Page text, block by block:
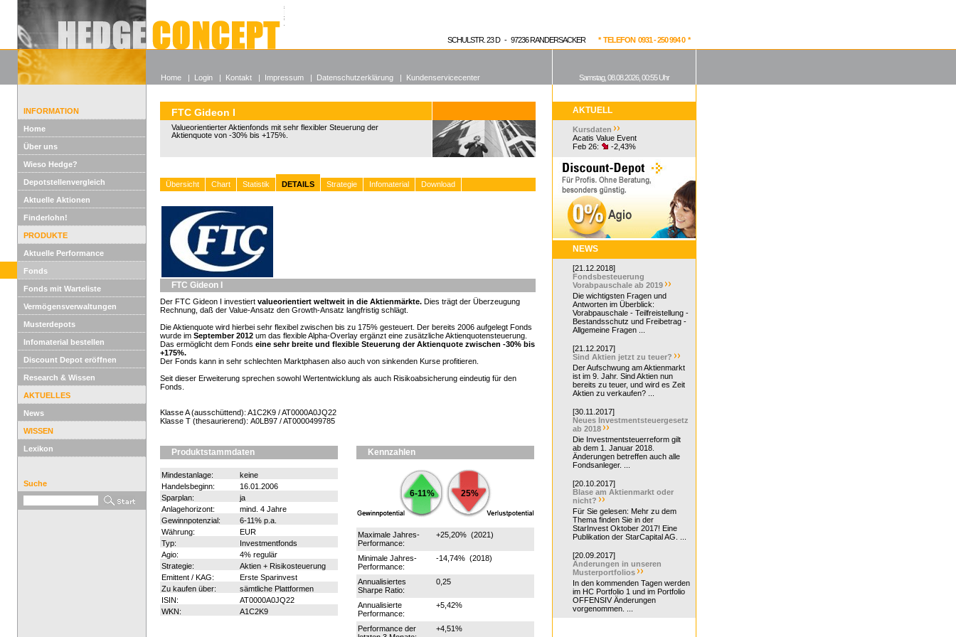
Alle offenen Fonds
Wieso Hedgefonds?
SCHULSTR. 23 D - 97236 RANDERSACKER * TELEFON 0931 - 250 994 0 *
INFORMATION
Home
Über uns
Wieso Hedge?
Depotstellenvergleich
Aktuelle Aktionen
Finderlohn!
PRODUKTE
Aktuelle Performance
Fonds
Fonds mit Warteliste
Vermögensverwaltungen
Musterdepots
Infomaterial bestellen
Discount Depot eröffnen
Research & Wissen
AKTUELLES
News
WISSEN
Lexikon
Suche
FTC Gideon I
Valueorientierter Aktienfonds mit sehr flexibler Steuerung der
Aktienquote von -30% bis +175%.
Übersicht Chart Statistik DETAILS Strategie Infomaterial Download
FTC Gideon I
Der FTC Gideon I investiert valueorientiert weltweit in die Aktienmärkte. Dies trägt der Überzeugung
Rechnung, daß der Value-Ansatz den Growth-Ansatz langfristig schlägt.
Die Aktienquote wird hierbei sehr flexibel zwischen bis zu 175% gesteuert. Der bereits 2006 aufgelegt Fonds
wurde im September 2012 um das flexible Alpha-Overlay ergänzt eine zusätzliche Aktienquotensteuerung.
Das ermöglicht dem Fonds eine sehr breite und flexible Steuerung der Aktienquote zwischen -30% bis
+175%.
Der Fonds kann in sehr schlechten Marktphasen also auch von sinkenden Kurse profitieren.
Seit dieser Erweiterung sprechen sowohl Wertentwicklung als auch Risikoabsicherung eindeutig für den
Fonds.
Klasse A (ausschüttend): A1C2K9 / AT0000A0JQ22
Klasse T (thesaurierend): A0LB97 / AT0000499785
Produktstammdaten
Mindestanlage:
keine
Handelsbeginn:
16.01.2006
Sparplan:
ja
Anlagehorizont:
mind. 4 Jahre
Gewinnpotenzial:
6-11% p.a.
Währung:
EUR
Typ:
Investmentfonds
Agio:
4% regulär
Strategie:
Aktien + Risikosteuerung
Emittent / KAG:
Erste Sparinvest
Zu kaufen über:
sämtliche Plattformen
ISIN:
AT0000A0JQ22
WKN:
A1C2K9
Kennzahlen
6-11% 25%
Maximale Jahres-
Performance:
+25,20% (2021)
Minimale Jahres-
Performance:
-14,74% (2018)
Annualisiertes
Sharpe Ratio:
0,25
Annualisierte
Performance:
+5,42%
Performance der
+4,51%
AKTUELL
Kursdaten
Acatis Value Event
Feb 26:
-2,43%
NEWS
[21.12.2018]
Fondsbesteuerung
Vorabpauschale ab 2019
Die wichtigsten Fragen und
Antworten im Überblick:
Vorabpauschale - Teilfreistellung -
Bestandsschutz und Freibetrag -
Allgemeine Fragen ...
[21.12.2017]
Sind Aktien jetzt zu teuer?
Der Aufschwung am Aktienmarkt
ist im 9. Jahr. Sind Aktien nun
bereits zu teuer, und wird es Zeit
Aktien zu verkaufen? ...
[30.11.2017]
Neues Investmentsteuergesetz
ab 2018
Die Investmentsteuerreform gilt
ab dem 1. Januar 2018.
Änderungen betreffen auch alle
Fondsanleger. ...
[20.10.2017]
Blase am Aktienmarkt oder
nicht?
Für Sie gelesen: Mehr zu dem
Thema finden Sie in der
StarInvest Oktober 2017! Eine
Publikation der StarCapital AG. ...
[20.09.2017]
Änderungen in unseren
Musterportfolios
In den kommenden Tagen werden
im HC Portfolio 1 und im Portfolio
OFFENSIV Änderungen
vorgenommen. ...
Home | Login | Kontakt | Impressum | Datenschutzerklärung | Kundenservicecenter Samstag, 08.08.2026, 00:55 Uhr